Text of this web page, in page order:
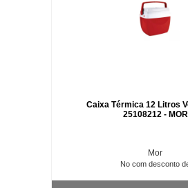
Caixa Térmica 12 Litros
25108212 - MOR
Mor
No com desconto